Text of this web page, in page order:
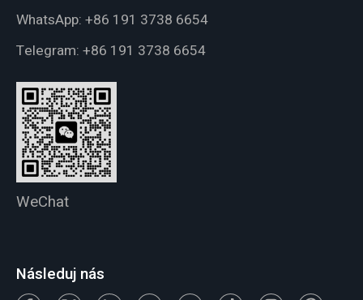
WhatsApp: +86 191 3738 6654
Telegram: +86 191 3738 6654
WeChat
Následuj nás